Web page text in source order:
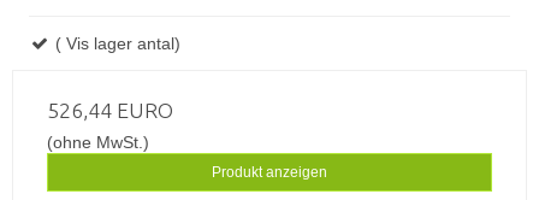
( Vis lager antal)
526,44 EURO
(ohne MwSt.)
Produkt anzeigen